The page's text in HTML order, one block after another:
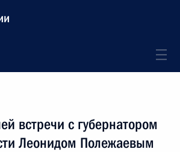
встречи с губернатором
Леонидом Полежаевым